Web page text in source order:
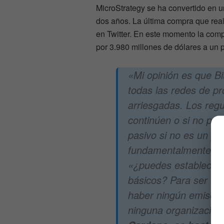
MicroStrategy se ha convertido en
dos años. La última compra que
en Twitter. En este momento la
por 3.980 millones de dólares a un
«Mi opinión es que
todas las redes de
arriesgadas. Los
continúen o si no
pasivo si no es un
fundamentalmente,
«¿puedes establecer
básicos? Para ser
haber ningún
ninguna